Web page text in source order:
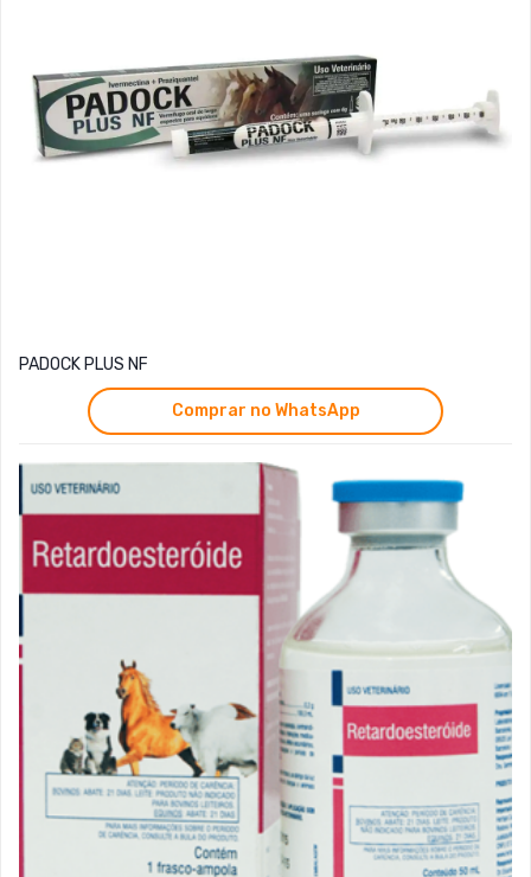
PADOCK PLUS NF
Comprar no WhatsApp